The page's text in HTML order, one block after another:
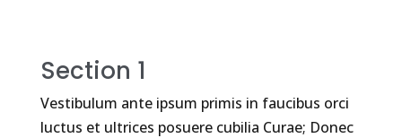
Section 1
Vestibulum ante ipsum primis in faucibus orci
luctus et ultrices posuere cubilia Curae; Donec